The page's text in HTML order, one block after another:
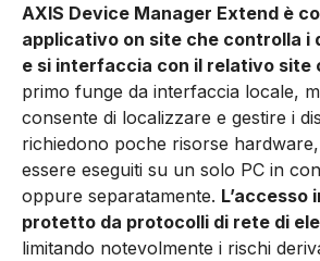
AXIS Device Manager Extend è
applicativo on site che controlla i
e si interfaccia con il relativo site
primo funge da interfaccia locale,
consente di localizzare e gestire i
richiedono poche risorse
essere eseguiti su un solo PC in
oppure separatamente. L’accesso
protetto da protocolli di re­te di
limitando notevolmente i rischi